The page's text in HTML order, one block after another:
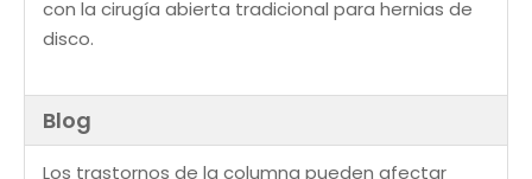
con la cirugía abierta tradicional para hernias de
disco.
Blog
Los trastornos de la columna pueden afectar